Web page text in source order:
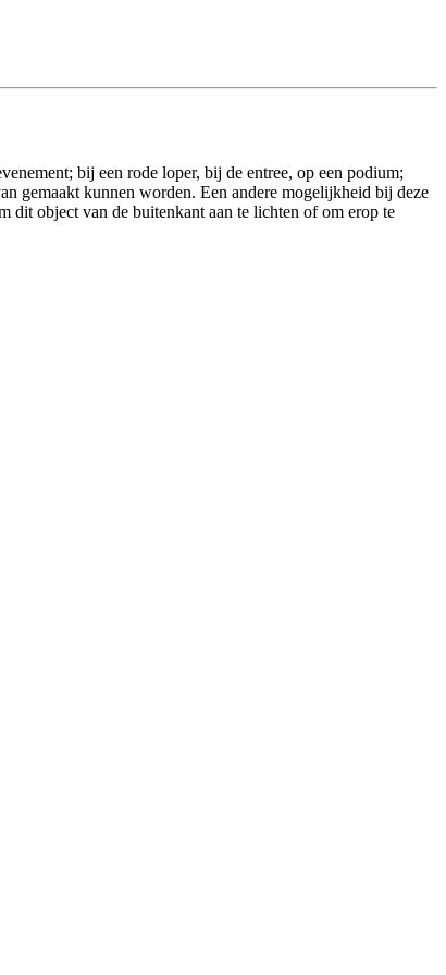
bij een rode loper, bij de entree, op een podium;
gemaakt kunnen worden. Een andere mogelijkheid bij deze
object van de buitenkant aan te lichten of om erop te